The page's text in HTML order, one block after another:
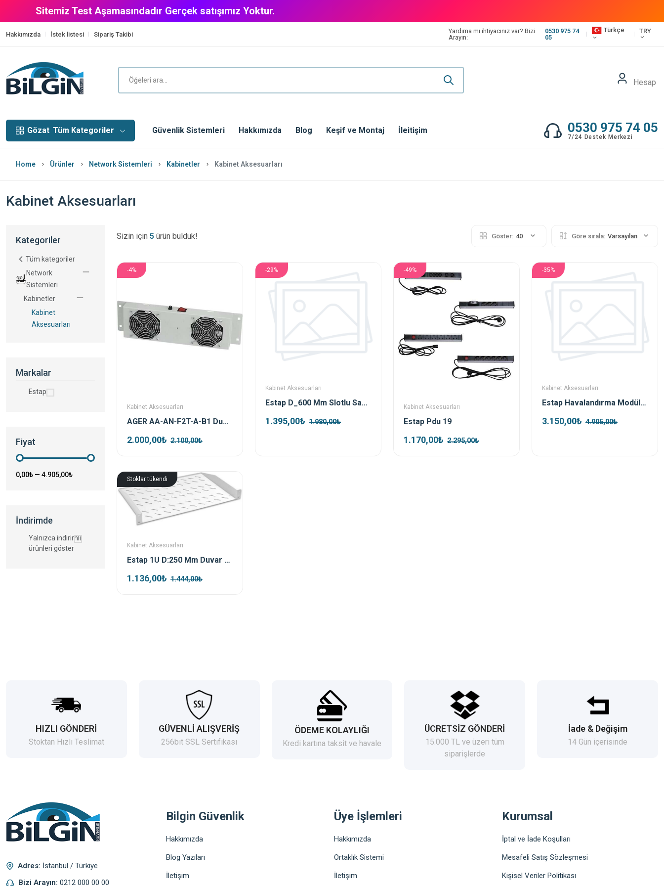
Sitemiz Test Aşamasındadır Gerçek satışımız Yoktur.
Hakkımızda İstek listesi Sipariş Takibi
Yardıma mı ihtiyacınız var? Bizi
Arayın:
0530 975 74
05
Türkçe TRY
Hesap
Gözat Tüm Kategoriler Güvenlik Sistemleri Hakkımızda Blog Keşif ve Montaj İleitişim 0530 975 74 05
7/24 Destek Merkezi
Home Ürünler Network Sistemleri Kabinetler Kabinet Aksesuarları
Kabinet Aksesuarları
Kategoriler
Tüm kategoriler
Network
Sistemleri
Kabinetler
Kabinet
Aksesuarları
Markalar
Estap
Fiyat
0,00₺ — 4.905,00₺
İndirimde
Yalnızca indirimli
ürünleri göster
Sizin için 5 ürün bulduk! Göster: 40 Göre sırala: Varsayılan
-4%
Kabinet Aksesuarları
AGER AA-AN-F2T-A-B1 Duvar Tipi 2li Termostatlı Beyaz Fan Modülü
2.000,00₺ 2.100,00₺
-29%
Kabinet Aksesuarları
Estap D_600 Mm Slotlu Sabit Raf Modulu
1.395,00₺ 1.980,00₺
-49%
Kabinet Aksesuarları
Estap Pdu 19
1.170,00₺ 2.295,00₺
-35%
Kabinet Aksesuarları
Estap Havalandırma Modülü (2 Li Fan +Termostat)
3.150,00₺ 4.905,00₺
Stoklar tükendi
Kabinet Aksesuarları
Estap 1U D:250 Mm Duvar Tipi Önden Montajlı Sabit Raf
1.136,00₺ 1.444,00₺
HIZLI GÖNDERİ
Stoktan Hızlı Teslimat
GÜVENLİ ALIŞVERİŞ
256bit SSL Sertifikası
ÖDEME KOLAYLIĞI
Kredi kartına taksit ve havale
ÜCRETSİZ GÖNDERİ
15.000 TL ve üzeri tüm
siparişlerde
İade & Değişim
14 Gün içerisinde
Adres: İstanbul / Türkiye
Bizi Arayın: 0212 000 00 00
Bilgin Güvenlik
Hakkımızda
Blog Yazıları
İletişim
Üye İşlemleri
Hakkımızda
Ortaklık Sistemi
İletişim
Kurumsal
İptal ve İade Koşulları
Mesafeli Satış Sözleşmesi
Kişisel Veriler Politikası